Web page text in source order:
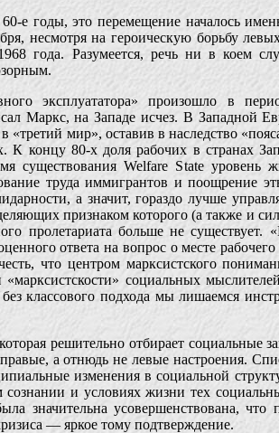
е годы, это перемещение началось
несмотря на героическую борьбу
года. Разумеется, речь ни в коем
эксплуататора» произошло в
Маркс, на Западе исчез. В Западной
мир», оставив в наследство
К концу 80-х доля рабочих в странах
существования Welfare State
труда иммигрантов и поощрение
а значит, гораздо лучше
признаком которого (а также и
пролетариата больше не
ответа на вопрос о месте
что центром марксистского
социальных
классового подхода мы лишаемся
решительно отбирает социальные
а отнюдь не левые настроения.
изменения в социальной
сознании и условиях жизни тех
значительна усовершенствована,
— яркое тому подтверждение.